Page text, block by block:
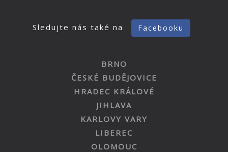
Sledujte nás také na Facebooku
BRNO
ČESKÉ BUDĚJOVICE
HRADEC KRÁLOVÉ
JIHLAVA
KARLOVY VARY
LIBEREC
OLOMOUC